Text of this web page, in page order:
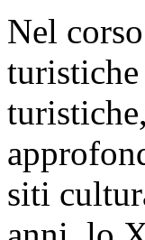
Nel
siti